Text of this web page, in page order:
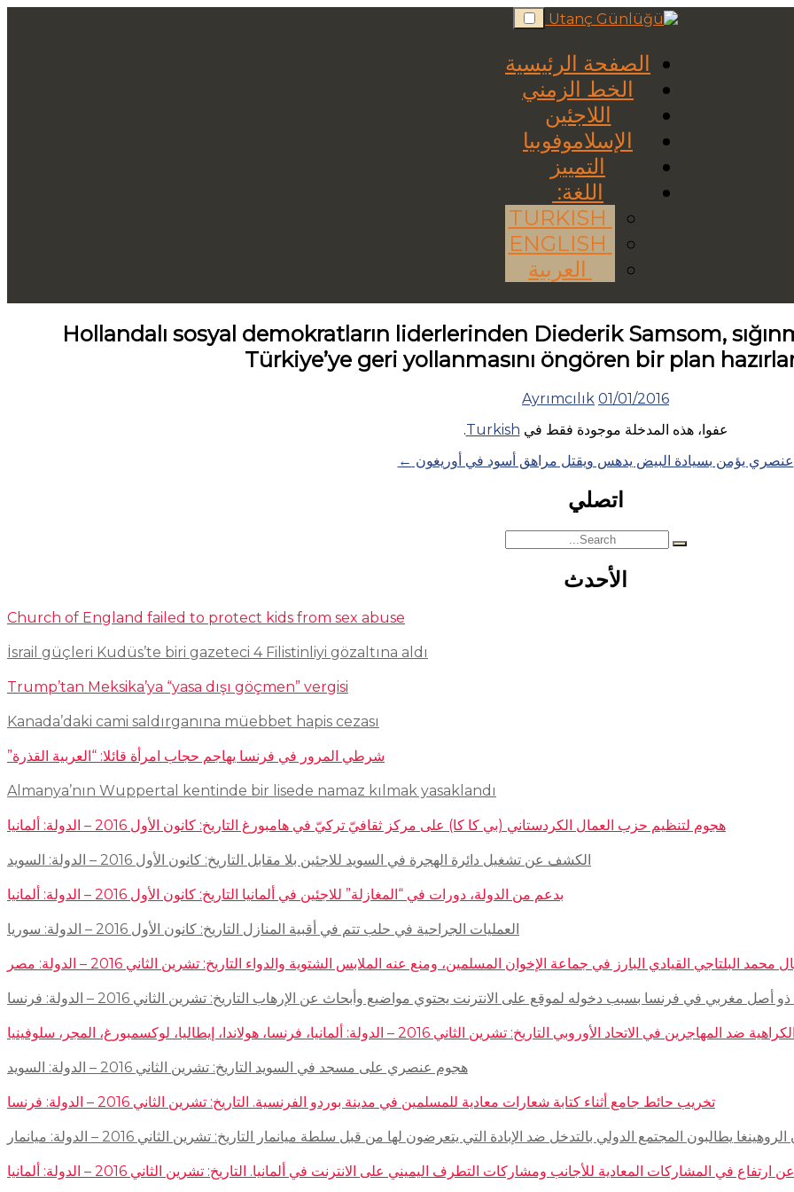
Skip
to
الصفحة الرئيسية
الخط الزمني
اللاجئين
الإسلاموفوبيا
التمييز
اللغة:
العربية
Hollandalı sosyal demokratların liderlerinden Diederik Samsom,
Türkiye’ye geri yollanmasını öngören bir plan
01/01/2016
Ayrımcılık
عفوا، هذه المدخلة موجودة فقط في Turkish
.
عنصري يؤمن بسيادة البيض يدهس ويقتل مراهق أسود في أوريغون ←
اتصلي
Search
for:
الأحدث
Church of England failed to protect kids from sex abuse
İsrail güçleri Kudüs’te biri gazeteci 4 Filistinliyi gözaltına aldı
Trump’tan Meksika’ya “yasa dışı göçmen” vergisi
Kanada’daki cami saldırganına müebbet hapis cezası
شرطي المرور في فرنسا يهاجم حجاب امرأة قائلا: “العربية القذرة”
Almanya’nın Wuppertal kentinde bir lisede namaz kılmak yasaklandı
هجوم لتنظيم حزب العمال الكردستاني (بي كا كا) على مركز ثقافيّ تركيّ في هامبورغ التاريخ: كانون الأول 2016 – الدولة: ألمانيا
الكشف عن تشغيل دائرة الهجرة في السويد للاجئين بلا مقابل التاريخ: كانون الأول 2016 – الدولة: السويد
بدعم من الدولة، دورات في “المغازلة” للاجئين في ألمانيا التاريخ: كانون الأول 2016 – الدولة: ألمانيا
العمليات الجراحية في حلب تتم في أقبية المنازل التاريخ: كانون الأول 2016 – الدولة: سوريا
محمد البلتاجي القيادي البارز في جماعة الإخوان المسلمين، ومنع عنه الملابس الشتوية والدواء التاريخ: تشرين الثاني 2016 – الدولة: مصر
مغربي في فرنسا بسبب دخوله لموقع على الانترنت يحتوي مواضيع وأبحاث عن الإرهاب التاريخ: تشرين الثاني 2016 – الدولة: فرنسا
في الاتحاد الأوروبي التاريخ: تشرين الثاني 2016 – الدولة: ألمانيا، فرنسا، هولاندا، إيطاليا، لوكسمبورغ، المجر، سلوفينيا
هجوم عنصري على مسجد في السويد التاريخ: تشرين الثاني 2016 – الدولة: السويد
تخريب حائط جامع أثناء كتابة شعارات معادية للمسلمين في مدينة بوردو الفرنسية. التاريخ: تشرين الثاني 2016 – الدولة: فرنسا
يطالبون المجتمع الدولي بالتدخل ضد الإبادة التي يتعرضون لها من قبل سلطة ميانمار التاريخ: تشرين الثاني 2016 – الدولة: ميانمار
في المشاركات المعادية للأجانب ومشاركات التطرف اليميني على الانترنت في ألمانيا. التاريخ: تشرين الثاني 2016 – الدولة: ألمانيا